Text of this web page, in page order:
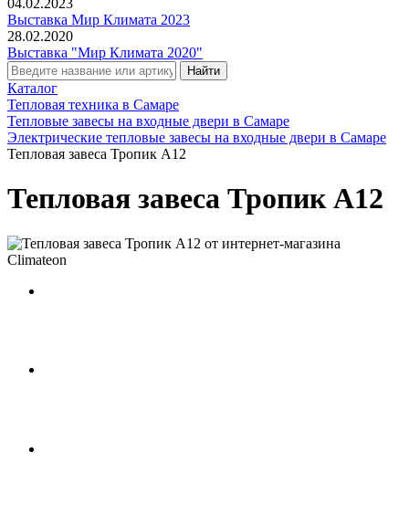
04.02.2023
Выставка Мир Климата 2023
28.02.2020
Выставка "Мир Климата 2020"
Каталог
Тепловая техника в Самаре
Тепловые завесы на входные двери в Самаре
Электрические тепловые завесы на входные двери в Самаре
Тепловая завеса Тропик А12
Тепловая завеса Тропик А12